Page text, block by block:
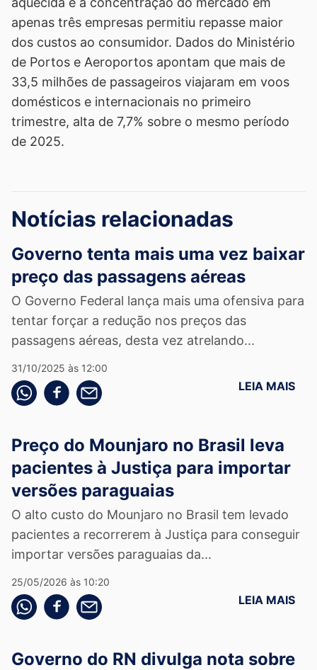
apenas três empresas permitiu repasse maior
dos custos ao consumidor. Dados do Ministério
de Portos e Aeroportos apontam que mais de
33,5 milhões de passageiros viajaram em voos
domésticos e internacionais no primeiro
trimestre, alta de 7,7% sobre o mesmo período
de 2025.
Notícias relacionadas
Governo tenta mais uma vez baixar
preço das passagens aéreas
O Governo Federal lança mais uma ofensiva para
tentar forçar a redução nos preços das
passagens aéreas, desta vez atrelando...
31/10/2025 às 12:00
Compartilhe pelo whatsapp
Compartilhar no facebook
Compartilhe pelo email LEIA MAIS
Preço do Mounjaro no Brasil leva
pacientes à Justiça para importar
versões paraguaias
O alto custo do Mounjaro no Brasil tem levado
pacientes a recorrerem à Justiça para conseguir
importar versões paraguaias da...
25/05/2026 às 10:20
Compartilhe pelo whatsapp
Compartilhar no facebook
Compartilhe pelo email LEIA MAIS
Governo do RN divulga nota sobre